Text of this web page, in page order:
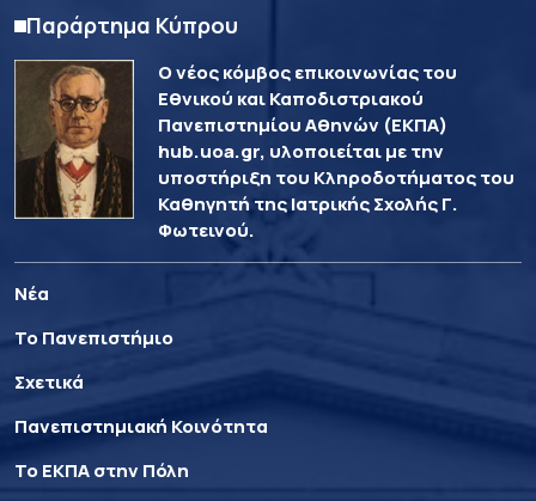
Παράρτημα Κύπρου
Ο νέος κόμβος επικοινωνίας του
Εθνικού και Καποδιστριακού
Πανεπιστημίου Αθηνών (ΕΚΠΑ)
hub.uoa.gr, υλοποιείται με την
υποστήριξη του Κληροδοτήματος του
Καθηγητή της Ιατρικής Σχολής Γ.
Φωτεινού.
Νέα
Το Πανεπιστήμιο
Σχετικά
Πανεπιστημιακή Κοινότητα
Το ΕΚΠΑ στην Πόλη